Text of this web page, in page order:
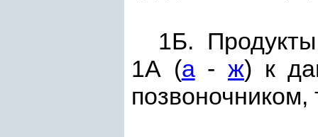
1Б.
1А (а- ж) к
позвоночником,